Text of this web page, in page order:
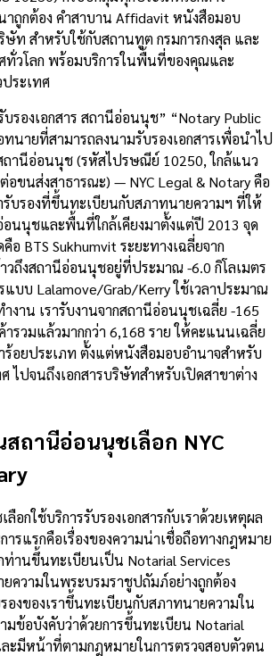
าถูกต้อง คำสาบาน Affidavit หนังสือมอบ
ษัท สำหรับใช้กับสถานทูต กรมการกงสุล และ
ทั่วโลก พร้อมบริการในพื้นที่ของคุณและ
ระเทศ
รองเอกสาร สถานีอ่อนนุช” “Notary Public
ายที่สามารถลงนามรับรองเอกสารเพื่อนำไป
ถานีอ่อนนุช (รหัสไปรษณีย์ 10250, ใกล้แนว
ขนส่งสาธารณะ) — NYC Legal & Notary คือ
บรองที่ขึ้นทะเบียนกับสภาทนายความฯ ที่ให้
อนนุชและพื้นที่ใกล้เคียงมาตั้งแต่ปี 2013 จุด
อ BTS Sukhumvit ระยะทางเฉลี่ยจาก
วถึงสถานีอ่อนนุชอยู่ที่ประมาณ -6.0 กิโลเมตร
แบบ Lalamove/Grab/Kerry ใช้เวลาประมาณ
งาน เรารับงานจากสถานีอ่อนนุชเฉลี่ย -165
ารวมแล้วมากกว่า 6,168 ราย ให้คะแนนเฉลี่ย
ร้อยประเภท ตั้งแต่หนังสือมอบอำนาจสำหรับ
ไปจนถึงเอกสารบริษัทสำหรับเปิดสาขาต่าง
ถานีอ่อนนุชเลือก NYC
อกใช้บริการรับรองเอกสารกับเราด้วยเหตุผล
ารแรกคือเรื่องของความน่าเชื่อถือทางกฎหมาย
ท่านขึ้นทะเบียนเป็น Notarial Services
ความในพระบรมราชูปถัมภ์อย่างถูกต้อง
องของเราขึ้นทะเบียนกับสภาทนายความใน
ข้อบังคับว่าด้วยการขึ้นทะเบียน Notarial
ะมีหน้าที่ตามกฎหมายในการตรวจสอบตัวตน